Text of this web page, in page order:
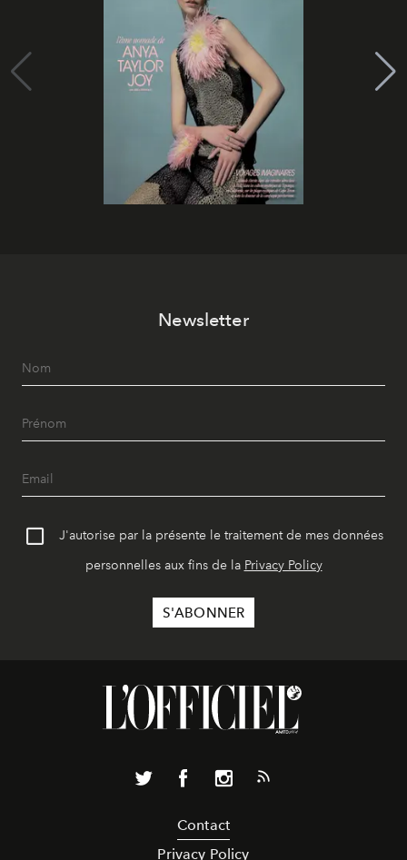
Newsletter
J'autorise par la présente le traitement de mes données
personnelles aux fins de la Privacy Policy
Contact
Privacy Policy